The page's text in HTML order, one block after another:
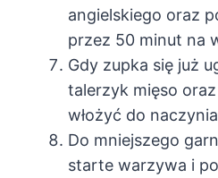
angielskiego oraz
przez 50 minut na
Gdy zupka się już
talerzyk mięso
włożyć do
Do mniejszego
starte warzywa i